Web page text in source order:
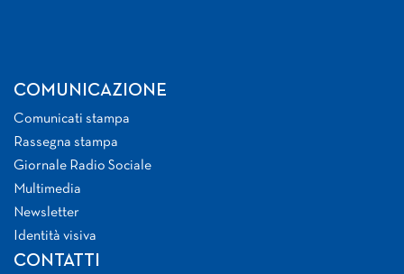
COMUNICAZIONE
Comunicati stampa
Rassegna stampa
Giornale Radio Sociale
Multimedia
Newsletter
Identità visiva
CONTATTI